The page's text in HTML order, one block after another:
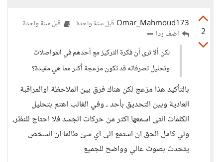
2
Omar_Mahmoud173 قبل سنة واحدة قبل سنة واحدة
أضف ردا
لكن ألا ترى أن فكرة التركيز مع أحدهم في المواصلات
وتحليل تصرفاته قد تكون مزعجة أكثر مما هي مفيدة؟
بالتأكيد هذا مزعج لكن هناك فرق بين الملاحظة اوالمراقبة
العادية وبين التحديق بأحد ، وفي الغالب اهتم بتحليل
الكلمات التى اسمعها اكثر من حركات الجسد فلا احتاج للنظر،
ولي كامل الحق ان استمع الى اي شئ طالما ان الشخص
يتحدث بصوت عالي وواضح للجميع